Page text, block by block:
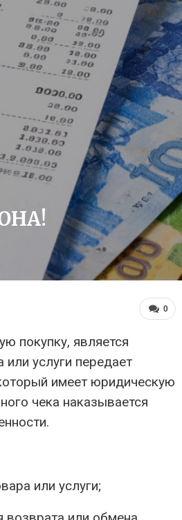
0
покупку, является
услуги передает
имеет юридическую
чека наказывается
или услуги;